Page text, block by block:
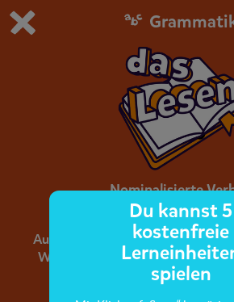
Du spielst die kostenfreie
Jetzt bestellen
0 1
Nominalisierte
Aus Verben kannst du
Was das ist und wie du sie
Du kannst 5
kostenfreie
spielen